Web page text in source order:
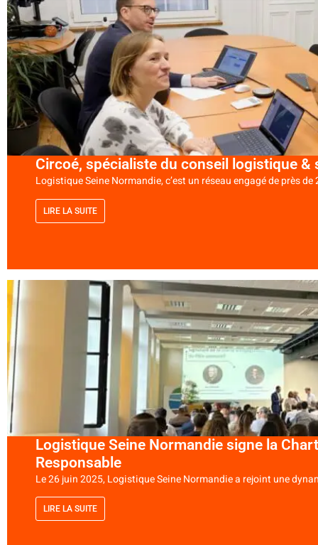
Circoé, spécialiste du conseil logistique &
Logistique Seine Normandie, c’est un réseau engagé de près
LIRE LA SUITE
Logistique Seine Normandie signe la
Responsable
Le 26 juin 2025, Logistique Seine Normandie a rejoint une
LIRE LA SUITE